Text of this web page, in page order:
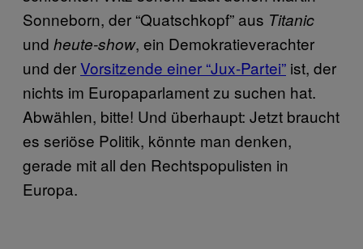
Sonneborn, der “Quatschkopf” aus Titanic
und heute-show, ein Demokratieverachter
und derVorsitzende einer “Jux-Partei” ist, der
nichts im Europaparlament zu suchen hat.
Abwählen, bitte! Und überhaupt: Jetzt braucht
es seriöse Politik, könnte man denken,
gerade mit all den Rechtspopulisten in
Europa.